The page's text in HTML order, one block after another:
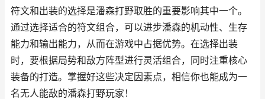
符文和出装的选择是潘森打野取胜的重要影响其中一个。
通过选择适合的符文组合，可以进步潘森的机动性、生存
能力和输出能力，从而在游戏中占据优势。在选择出装
时，要根据局势和敌方阵型进行灵活组合，同时注重核心
装备的打造。掌握好这些决定因素点，相信你也能成为一
名无人能敌的潘森打野玩家！